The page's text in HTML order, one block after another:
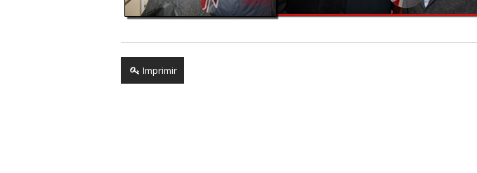
Imprimir